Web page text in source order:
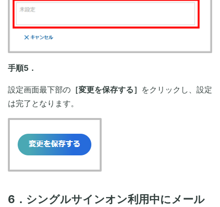
手順5．
設定画面最下部の ［変更を保存する］ をクリックし、設定
は完了となります。
6．シングルサインオン利用中にメール